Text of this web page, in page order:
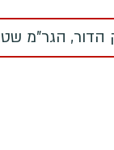
הגר"מ